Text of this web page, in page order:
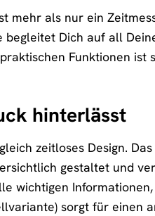
mehr als nur ein
begleitet Dich auf all
Funktionen
hinterlässt
zeitloses Design.
gestaltet und
wichtigen
sorgt für einen